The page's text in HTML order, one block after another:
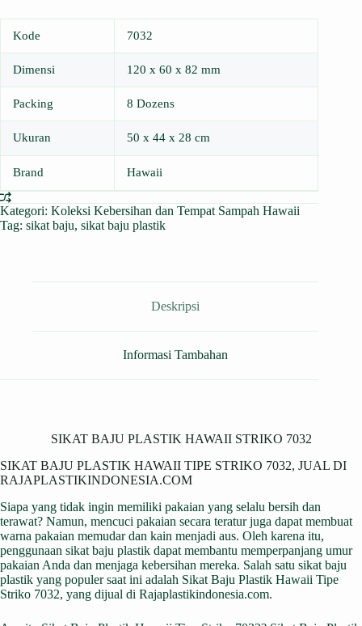
Kode 7032
Dimensi 120 x 60 x 82 mm
Packing 8 Dozens
Ukuran 50 x 44 x 28 cm
Brand Hawaii
Kategori: Koleksi Kebersihan dan Tempat Sampah Hawaii
Tag: sikat baju, sikat baju plastik
Deskripsi
Informasi Tambahan
SIKAT BAJU PLASTIK HAWAII STRIKO 7032
SIKAT BAJU PLASTIK HAWAII TIPE STRIKO 7032, JUAL DI
RAJAPLASTIKINDONESIA.COM
Siapa yang tidak ingin memiliki pakaian yang selalu bersih dan
terawat? Namun, mencuci pakaian secara teratur juga dapat membuat
warna pakaian memudar dan kain menjadi aus. Oleh karena itu,
penggunaan sikat baju plastik dapat membantu memperpanjang umur
pakaian Anda dan menjaga kebersihan mereka. Salah satu sikat baju
plastik yang populer saat ini adalah Sikat Baju Plastik Hawaii Tipe
Striko 7032, yang dijual di Rajaplastikindonesia.com.